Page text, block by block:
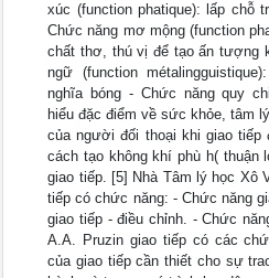
xúc (function phatique): lấp chỗ
Chức năng mơ mộng (function
chất thơ, thú vị để tạo ấn tượng
ngữ (function
nghĩa bóng - Chức năng quy
hiểu đặc điểm về sức khỏe, tâm
của người đối thoại khi giao
cách tạo không khí phù h(
giao tiếp. [5] Nhà Tâm lý học Xô
tiếp có chức năng: - Chức năng
giao tiếp - điều chỉnh. - Chức
A.A. Pruzin giao tiếp có các
của giao tiếp cần thiết cho sự